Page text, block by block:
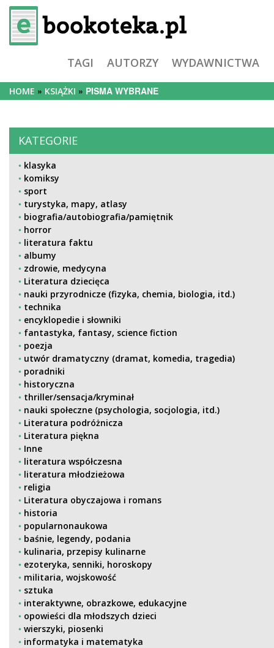
TAGI AUTORZY WYDAWNICTWA
HOME KSIĄŻKI PISMA WYBRANE
KATEGORIE
klasyka
komiksy
sport
turystyka, mapy, atlasy
biografia/autobiografia/pamiętnik
horror
literatura faktu
albumy
zdrowie, medycyna
Literatura dziecięca
nauki przyrodnicze (fizyka, chemia, biologia, itd.)
technika
encyklopedie i słowniki
fantastyka, fantasy, science fiction
poezja
utwór dramatyczny (dramat, komedia, tragedia)
poradniki
historyczna
thriller/sensacja/kryminał
nauki społeczne (psychologia, socjologia, itd.)
Literatura podróżnicza
Literatura piękna
Inne
literatura współczesna
literatura młodzieżowa
religia
Literatura obyczajowa i romans
historia
popularnonaukowa
baśnie, legendy, podania
kulinaria, przepisy kulinarne
ezoteryka, senniki, horoskopy
militaria, wojskowość
sztuka
interaktywne, obrazkowe, edukacyjne
opowieści dla młodszych dzieci
wierszyki, piosenki
informatyka i matematyka